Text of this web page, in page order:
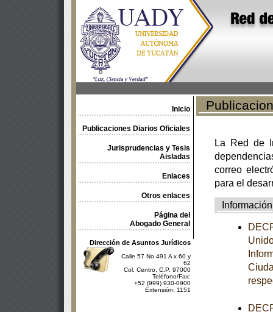
Inicio
Publicaciones Diarios Oficiales
Jurisprudencias y Tesis
Aisladas
Enlaces
Otros enlaces
Página del
Abogado General
Dirección de Asuntos Jurídicos
Calle 57 No 491 A x 60 y
62
Col. Centro, C.P. 97000
Teléfono/Fax:
+52 (999) 930-0900
Extensión: 1151
La Red de
correo
para el
Información